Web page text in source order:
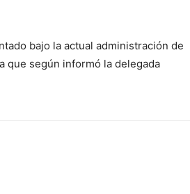
para
aumentar
bajo la actual administración de
que según informó la delegada